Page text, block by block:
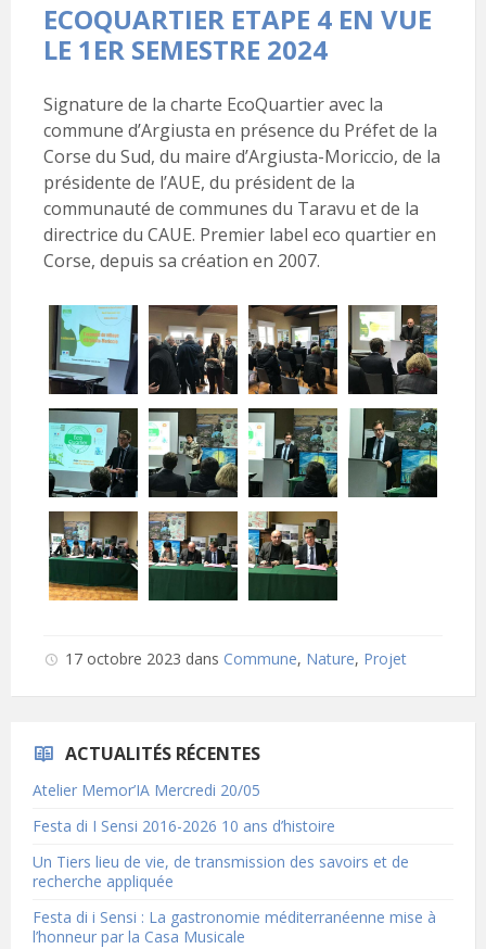
ECOQUARTIER ETAPE 4 EN VUE
LE 1ER SEMESTRE 2024
Signature de la charte EcoQuartier avec la
commune d’Argiusta en présence du Préfet de la
Corse du Sud, du maire d’Argiusta-Moriccio, de la
présidente de l’AUE, du président de la
communauté de communes du Taravu et de la
directrice du CAUE. Premier label eco quartier en
Corse, depuis sa création en 2007.
17 octobre 2023 dans Commune, Nature, Projet
ACTUALITÉS RÉCENTES
Atelier Memor’IA Mercredi 20/05
Festa di I Sensi 2016-2026 10 ans d’histoire
Un Tiers lieu de vie, de transmission des savoirs et de
recherche appliquée
Festa di i Sensi : La gastronomie méditerranéenne mise à
l’honneur par la Casa Musicale